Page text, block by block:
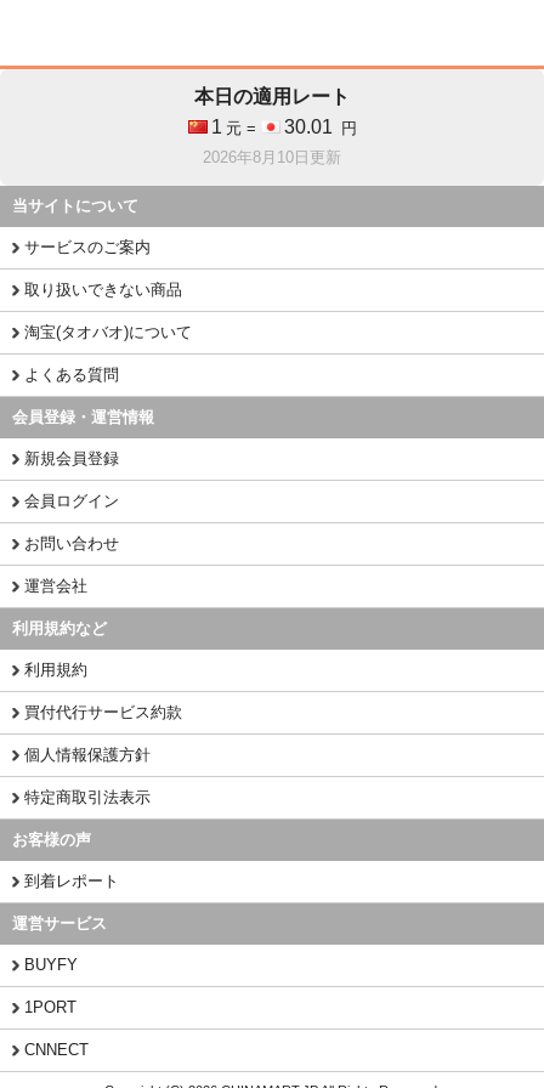
本日の適用レート
1 元 = 30.01
円
2026年8月10日更新
当サイトについて
サービスのご案内
取り扱いできない商品
淘宝(タオバオ)について
よくある質問
会員登録・運営情報
新規会員登録
会員ログイン
お問い合わせ
運営会社
利用規約など
利用規約
買付代行サービス約款
個人情報保護方針
特定商取引法表示
お客様の声
到着レポート
運営サービス
BUYFY
1PORT
CNNECT